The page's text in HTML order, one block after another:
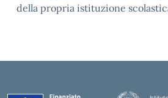
della propria istituzione